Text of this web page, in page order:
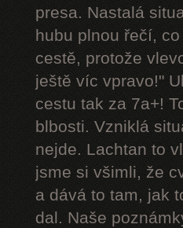
presa. Nastalá
hubu plnou řečí,
cestě, protože
ještě víc vpravo!"
cestu tak za 7a+!
blbosti. Vzniklá
nejde. Lachtan to
jsme si všimli, že
a dává to tam, jak
dal. Naše